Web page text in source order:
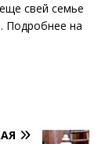
свей семье
Подробнее на